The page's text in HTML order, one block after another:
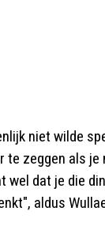
niet wilde
te zeggen als
wel dat je die
aldus